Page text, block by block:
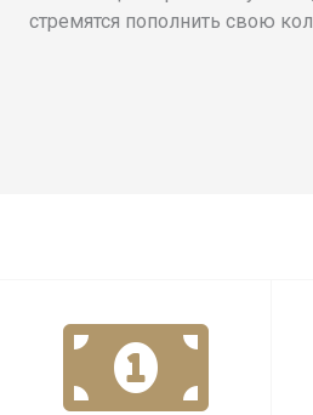
стремятся пополнить свою